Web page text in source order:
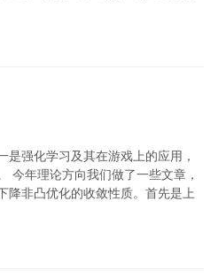
强化学习及其在游戏上的应用，
今年理论方向我们做了一些文章，
降非凸优化的收敛性质。首先是上